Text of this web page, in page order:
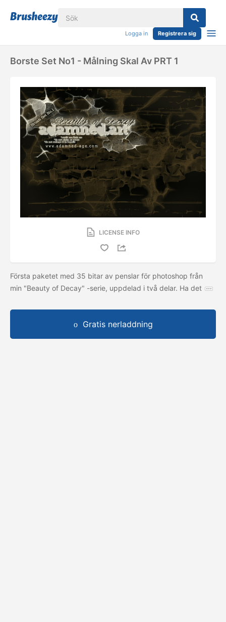
Logga in Registrera sig
Borste Set No1 - Målning Skal Av PRT 1
LICENSE INFO
Första paketet med 35 bitar av penslar för photoshop från
min "Beauty of Decay" -serie, uppdelad i två delar. Ha det
Gratis nerladdning